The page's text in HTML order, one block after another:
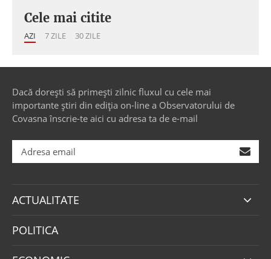
Cele mai citite
AZI 7 ZILE 30 ZILE
Dacă dorești să primești zilnic fluxul cu cele mai
importante știri din ediția on-line a Observatorului de
Covasna înscrie-te aici cu adresa ta de e-mail
ACTUALITATE
POLITICA